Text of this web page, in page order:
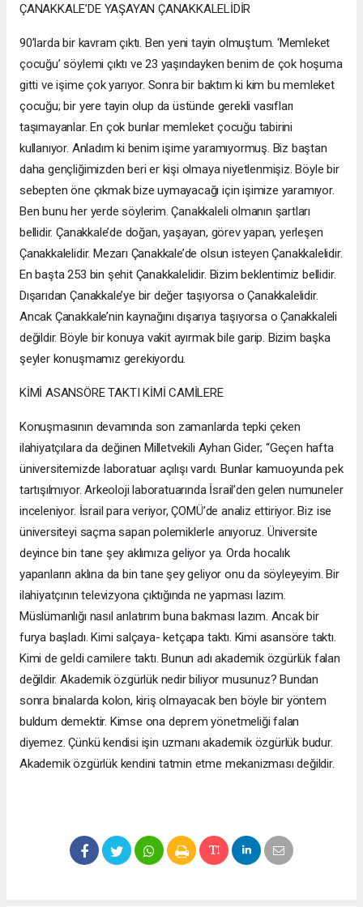
ÇANAKKALE’DE YAŞAYAN ÇANAKKALELİDİR
90’larda bir kavram çıktı. Ben yeni tayin olmuştum. ‘Memleket
çocuğu’ söylemi çıktı ve 23 yaşındayken benim de çok hoşuma
gitti ve işime çok yarıyor. Sonra bir baktım ki kim bu memleket
çocuğu; bir yere tayin olup da üstünde gerekli vasıfları
taşımayanlar. En çok bunlar memleket çocuğu tabirini
kullanıyor. Anladım ki benim işime yaramıyormuş. Biz baştan
daha gençliğimizden beri er kişi olmaya niyetlenmişiz. Böyle bir
sebepten öne çıkmak bize uymayacağı için işimize yaramıyor.
Ben bunu her yerde söylerim. Çanakkaleli olmanın şartları
bellidir. Çanakkale’de doğan, yaşayan, görev yapan, yerleşen
Çanakkalelidir. Mezarı Çanakkale’de olsun isteyen Çanakkalelidir.
En başta 253 bin şehit Çanakkalelidir. Bizim beklentimiz bellidir.
Dışarıdan Çanakkale’ye bir değer taşıyorsa o Çanakkalelidir.
Ancak Çanakkale’nin kaynağını dışarıya taşıyorsa o Çanakkaleli
değildir. Böyle bir konuya vakit ayırmak bile garip. Bizim başka
şeyler konuşmamız gerekiyordu.
KİMİ ASANSÖRE TAKTI KİMİ CAMİLERE
Konuşmasının devamında son zamanlarda tepki çeken
ilahiyatçılara da değinen Milletvekili Ayhan Gider; “Geçen hafta
üniversitemizde laboratuar açılışı vardı. Bunlar kamuoyunda pek
tartışılmıyor. Arkeoloji laboratuarında İsrail’den gelen numuneler
inceleniyor. İsrail para veriyor, ÇOMÜ’de analiz ettiriyor. Biz ise
üniversiteyi saçma sapan polemiklerle anıyoruz. Üniversite
deyince bin tane şey aklımıza geliyor ya. Orda hocalık
yapanların aklına da bin tane şey geliyor onu da söyleyeyim. Bir
ilahiyatçının televizyona çıktığında ne yapması lazım.
Müslümanlığı nasıl anlatırım buna bakması lazım. Ancak bir
furya başladı. Kimi salçaya- ketçapa taktı. Kimi asansöre taktı.
Kimi de geldi camilere taktı. Bunun adı akademik özgürlük falan
değildir. Akademik özgürlük nedir biliyor musunuz? Bundan
sonra binalarda kolon, kiriş olmayacak ben böyle bir yöntem
buldum demektir. Kimse ona deprem yönetmeliği falan
diyemez. Çünkü kendisi işin uzmanı akademik özgürlük budur.
Akademik özgürlük kendini tatmin etme mekanizması değildir.